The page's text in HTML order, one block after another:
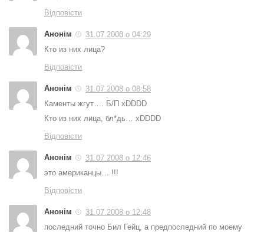
Відповісти
Анонім
31.07.2008 о 04:29
Кто из них лица?
Відповісти
Анонім
31.07.2008 о 08:58
Каменты жгут…. Б/П xDDDD
Кто из них лица, бл*дь… xDDDD
Відповісти
Анонім
31.07.2008 о 12:46
это американцы… !!!
Відповісти
Анонім
31.07.2008 о 12:48
последний точно Бил Гейц, а предпоследний по моему